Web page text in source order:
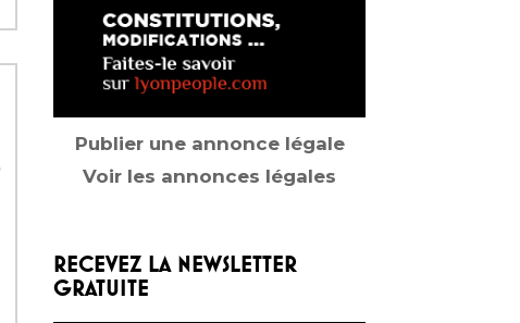
Publier une annonce légale
Voir les annonces légales
RECEVEZ LA NEWSLETTER
GRATUITE